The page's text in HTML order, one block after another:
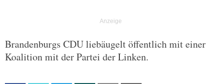
Brandenburgs CDU liebäugelt öffentlich mit einer
Koalition mit der Partei der Linken.